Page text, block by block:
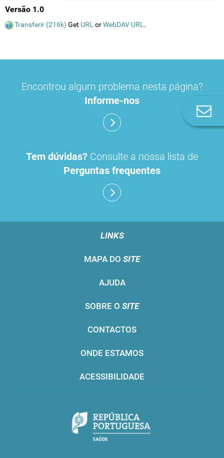
Versão 1.0
Transferir (216k) Get URL orWebDAV URL .
Encontrou algum problema nesta página?
Informe-nos
Tem dúvidas? Consulte a nossa lista de
Perguntas frequentes
LINKS
MAPA DO SITE
AJUDA
SOBRE O SITE
CONTACTOS
ONDE ESTAMOS
ACESSIBILIDADE